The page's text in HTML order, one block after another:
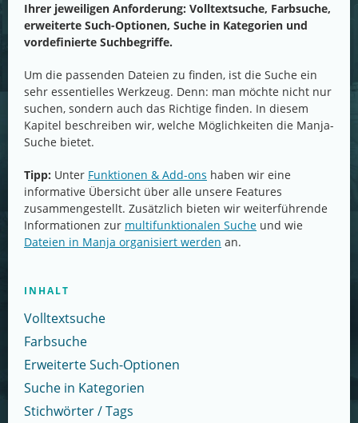
Ihrer jeweiligen Anforderung: Volltextsuche, Farbsuche,
erweiterte Such-Optionen, Suche in Kategorien und
vordefinierte Suchbegriffe.
Um die passenden Dateien zu finden, ist die Suche ein
sehr essentielles Werkzeug. Denn: man möchte nicht nur
suchen, sondern auch das Richtige finden. In diesem
Kapitel beschreiben wir, welche Möglichkeiten die Manja-
Suche bietet.
Tipp: Unter Funktionen & Add-ons haben wir eine
informative Übersicht über alle unsere Features
zusammengestellt. Zusätzlich bieten wir weiterführende
Informationen zur multifunktionalen Suche und wie
Dateien in Manja organisiert werden an.
INHALT
Volltextsuche
Farbsuche
Erweiterte Such-Optionen
Suche in Kategorien
Stichwörter / Tags